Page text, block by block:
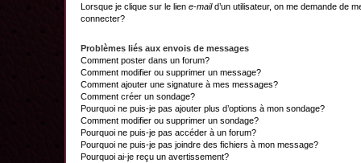
Lorsque je clique sur le lien e-maild’un utilisateur, on me demande de
connecter?
Problèmes liés aux envois de messages
Comment poster dans un forum?
Comment modifier ou supprimer un message?
Comment ajouter une signature à mes messages?
Comment créer un sondage?
Pourquoi ne puis-je pas ajouter plus d’options à mon sondage?
Comment modifier ou supprimer un sondage?
Pourquoi ne puis-je pas accéder à un forum?
Pourquoi ne puis-je pas joindre des fichiers à mon message?
Pourquoi ai-je reçu un avertissement?